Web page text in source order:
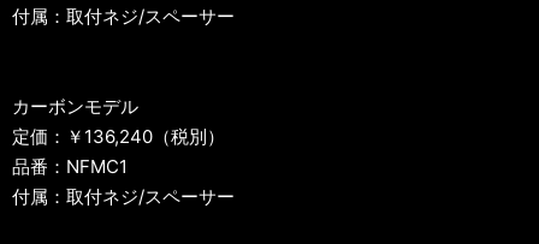
付属：取付ネジ/スペーサー
カーボンモデル
定価：￥136,240（税別）
品番：NFMC1
付属：取付ネジ/スペーサー